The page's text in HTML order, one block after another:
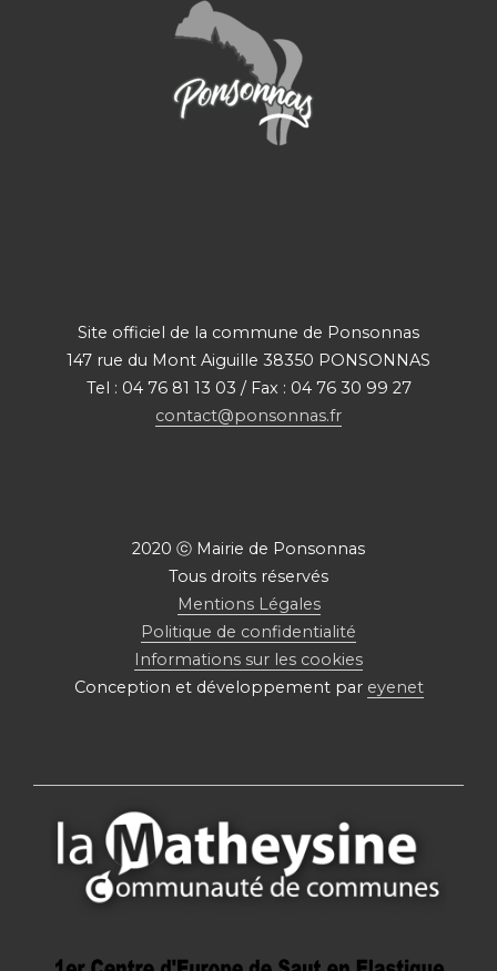
Site officiel de la commune de Ponsonnas
147 rue du Mont Aiguille 38350 PONSONNAS
Tel : 04 76 81 13 03 / Fax : 04 76 30 99 27
contact@ponsonnas.fr
2020 ⓒ Mairie de Ponsonnas
Tous droits réservés
Mentions Légales
Politique de confidentialité
Informations sur les cookies
Conception et développement par eyenet